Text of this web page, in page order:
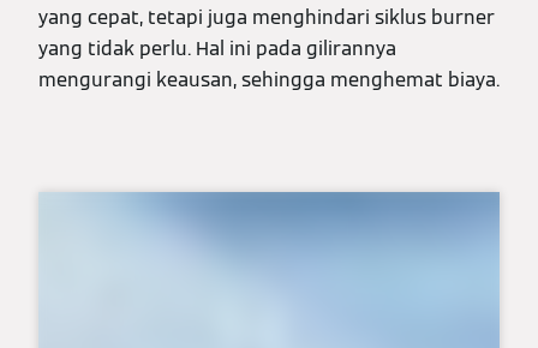
yang cepat, tetapi juga menghindari siklus burner
yang tidak perlu. Hal ini pada gilirannya
mengurangi keausan, sehingga menghemat biaya.